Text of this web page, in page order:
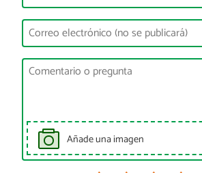
Añade una imagen